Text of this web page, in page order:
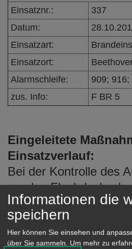
Einsatznr.:
337
Datum:
Einsatzart:
Einsatzort:
Alarmschleife:
909; 916;
zus. Info:
F BR 5
Eingeleitete
Einsatzverlauf:
Bei der Kontrolle des
wurden
erkundet. Durch die
Rauch in die
der Rauchmelder
Informationen die
speichern
Hier können Sie einsehen und
über Sie sammeln. Um mehr zu